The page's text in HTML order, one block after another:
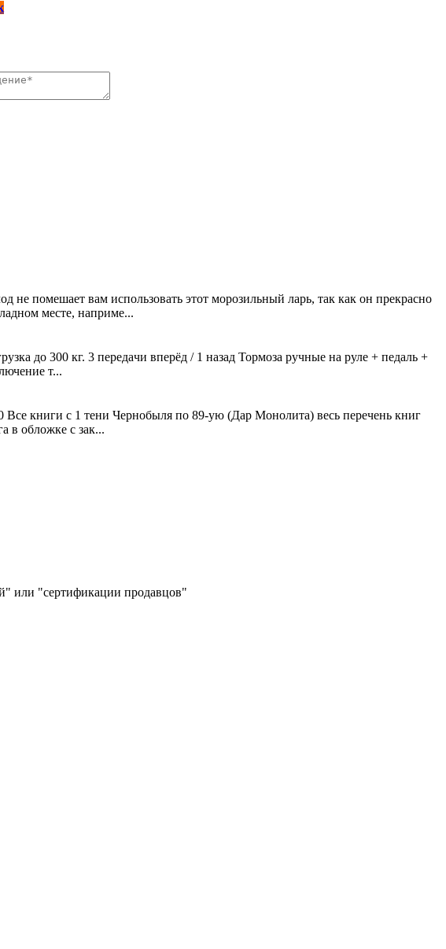
помешает вам использовать этот морозильный ларь, так как он прекрасно
месте, наприме...
до 300 кг. 3 пеpедaчи вперёд / 1 назад Тормозa ручные на руле + педаль +
т...
Все книги с 1 тени Чернобыля по 89-ую (Дар Монолита) весь перечень книг
в обложке с зак...
или "сертификации продавцов"